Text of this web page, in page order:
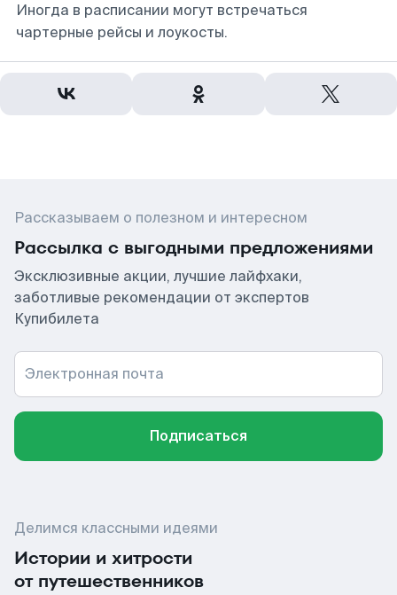
Иногда в расписании могут встречаться
чартерные рейсы и лоукосты.
Рассказываем о полезном и интересном
Рассылка с выгодными предложениями
Эксклюзивные акции, лучшие лайфхаки,
заботливые рекомендации от экспертов
Купибилета
Электронная почта
Подписаться
Делимся классными идеями
Истории и хитрости
от путешественников